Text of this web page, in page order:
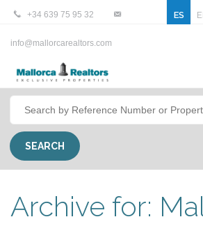
+34 639 75 95 32
info@mallorcarealtors.com
ES
Archive for: